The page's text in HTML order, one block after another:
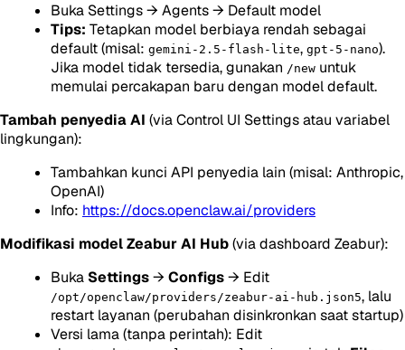
Buka Settings → Agents → Default model
Tips: Tetapkan model berbiaya rendah sebagai
default (misal: gemini-2.5-flash-lite, gpt-5-nano).
Jika model tidak tersedia, gunakan /new untuk
memulai percakapan baru dengan model default.
Tambah penyedia AI (via Control UI Settings atau variabel
lingkungan):
Tambahkan kunci API penyedia lain (misal: Anthropic,
OpenAI)
Info: https://docs.openclaw.ai/providers
Modifikasi model Zeabur AI Hub(via dashboard Zeabur):
Buka Settings→ Configs→ Edit
/opt/openclaw/providers/zeabur-ai-hub.json5, lalu
restart layanan (perubahan disinkronkan saat startup)
Versi lama (tanpa perintah): Edit